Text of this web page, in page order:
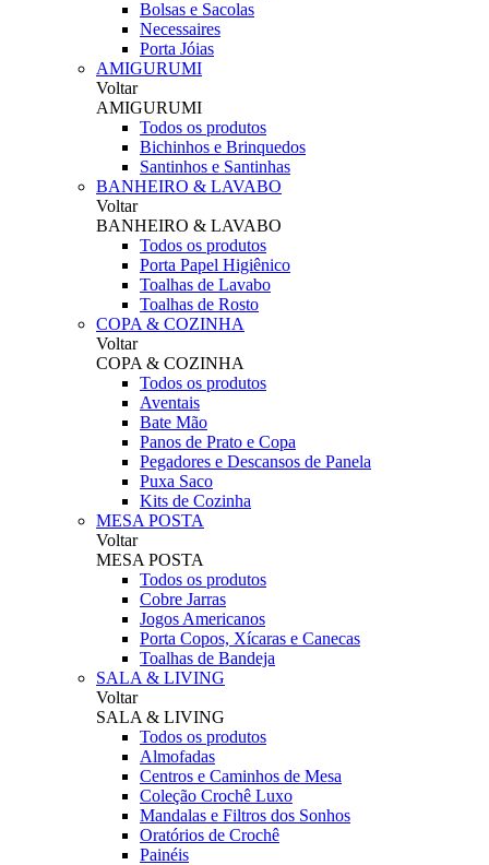
Bolsas e Sacolas
Necessaires
Porta Jóias
AMIGURUMI
Voltar
AMIGURUMI
Todos os produtos
Bichinhos e Brinquedos
Santinhos e Santinhas
BANHEIRO & LAVABO
Voltar
BANHEIRO & LAVABO
Todos os produtos
Porta Papel Higiênico
Toalhas de Lavabo
Toalhas de Rosto
COPA & COZINHA
Voltar
COPA & COZINHA
Todos os produtos
Aventais
Bate Mão
Panos de Prato e Copa
Pegadores e Descansos de Panela
Puxa Saco
Kits de Cozinha
MESA POSTA
Voltar
MESA POSTA
Todos os produtos
Cobre Jarras
Jogos Americanos
Porta Copos, Xícaras e Canecas
Toalhas de Bandeja
SALA & LIVING
Voltar
SALA & LIVING
Todos os produtos
Almofadas
Centros e Caminhos de Mesa
Coleção Crochê Luxo
Mandalas e Filtros dos Sonhos
Oratórios de Crochê
Painéis